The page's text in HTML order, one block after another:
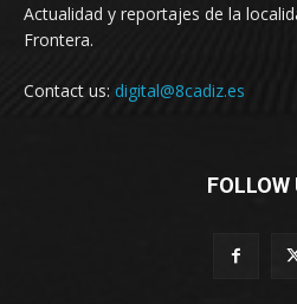
Actualidad y reportajes de la
Frontera.
Contact us: digital@8cadiz.es
FOLLOW